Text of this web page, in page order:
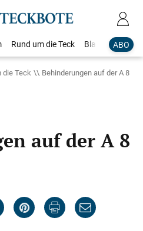
ABO
Rund um die Teck Blaulicht
die Teck Behinderungen auf der A 8
auf der A 8